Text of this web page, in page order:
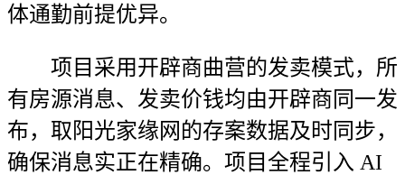
体通勤前提优异。
项目采用开辟商曲营的发卖模式，所
有房源消息、发卖价钱均由开辟商同一发
布，取阳光家缘网的存案数据及时同步，
确保消息实正在精确。项目全程引入 AI